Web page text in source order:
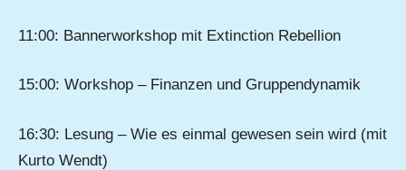
11:00: Bannerworkshop mit Extinction Rebellion
15:00: Workshop – Finanzen und Gruppendynamik
16:30: Lesung – Wie es einmal gewesen sein wird (mit
Kurto Wendt)